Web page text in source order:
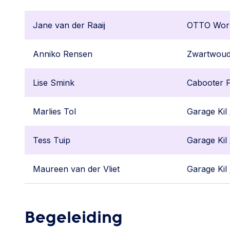
Jane van der Raaij OTTO
Anniko Rensen
Lise Smink Cabooter
Marlies Tol Garage
Tess Tuip Garage
Maureen van der Vliet Garage
Begeleiding